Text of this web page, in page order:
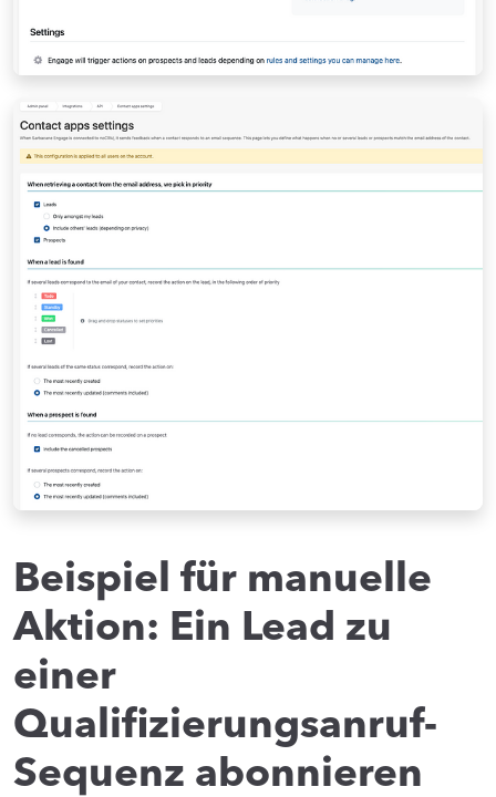
Beispiel für manuelle
Aktion: Ein Lead zu
einer
Qualifizierungsanruf-
Sequenz abonnieren